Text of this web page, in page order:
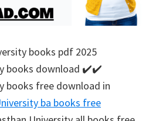
books pdf 2025
books download ✔️✔️
books free download in
ba books free